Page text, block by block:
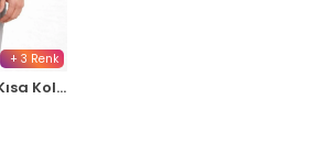
+ 3 Renk
Erkek T-shirt Çizgili Kısa Kol Yazlık Triko Dokuma Bisiklet Yaka Tişört - Gri